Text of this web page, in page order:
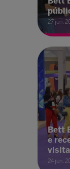
27 jun.
Bett
e
24 jun.